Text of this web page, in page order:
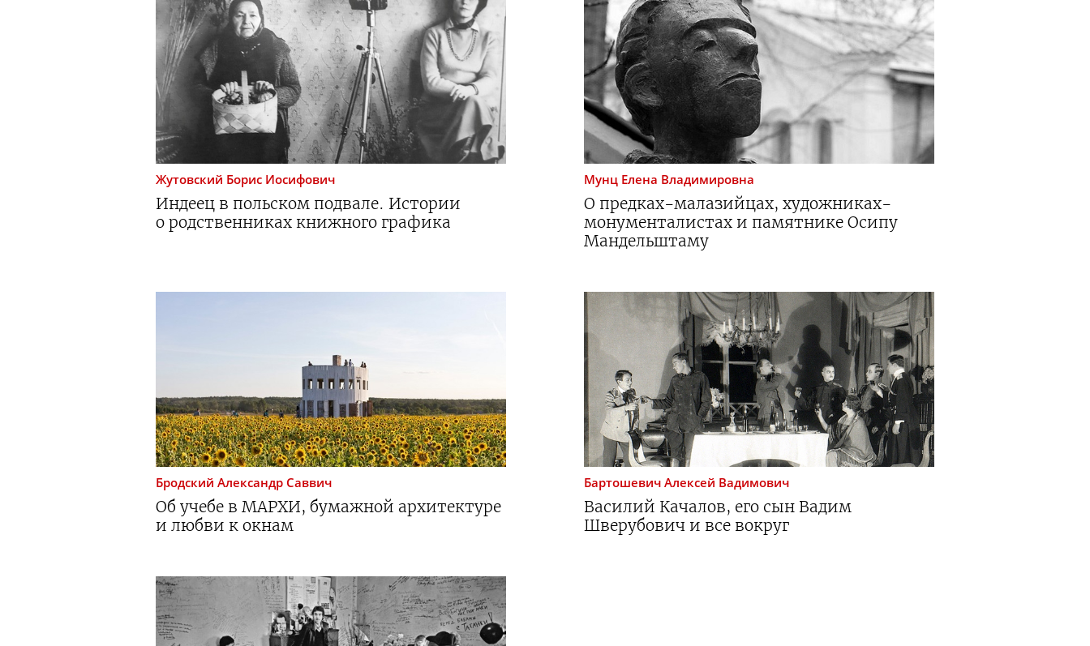
Жутовский Борис Иосифович
Индеец в польском подвале. Истории
о родственниках книжного графика
Мунц Елена Владимировна
О предках-малазийцах, художниках-
монументалистах и памятнике Осипу
Мандельштаму
Бродский Александр Саввич
Об учебе в МАРХИ, бумажной архитектуре
и любви к окнам
БартошевичАлексей Вадимович
Василий Качалов, его сын Вадим
Шверубович и все вокруг